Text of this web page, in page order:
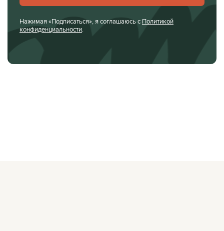
Нажимая «Подписаться», я соглашаюсь с Политикой
конфиденциальности.